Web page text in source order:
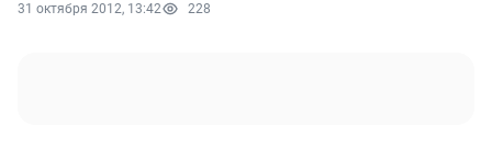
31 октября 2012, 13:42 228